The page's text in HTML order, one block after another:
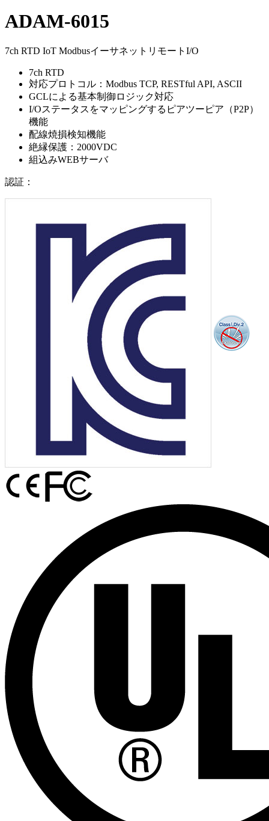
ADAM-6015
7ch RTD IoT ModbusイーサネットリモートI/O
7ch RTD
対応プロトコル：Modbus TCP, RESTful API, ASCII
GCLによる基本制御ロジック対応
I/Oステータスをマッピングするピアツーピア（P2P）
機能
配線焼損検知機能
絶縁保護：2000VDC
組込みWEBサーバ
認証：